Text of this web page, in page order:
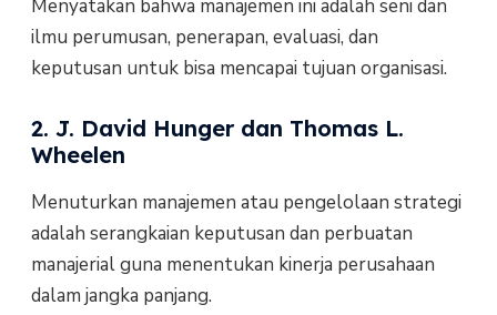
Menyatakan bahwa manajemen ini adalah seni dan
ilmu perumusan, penerapan, evaluasi, dan
keputusan untuk bisa mencapai tujuan organisasi.
2. J. David Hunger dan Thomas L.
Wheelen
Menuturkan manajemen atau pengelolaan strategi
adalah serangkaian keputusan dan perbuatan
manajerial guna menentukan kinerja perusahaan
dalam jangka panjang.